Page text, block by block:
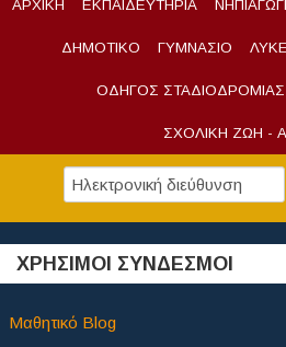
ΑΡΧΙΚΗ ΕΚΠΑΙΔΕΥΤΗΡΙΑ
ΔΗΜΟΤΙΚΟ ΓΥΜΝΑΣΙΟ
ΟΔΗΓΟΣ ΣΤΑΔΙΟΔΡΟΜΙΑΣ
ΣΧΟΛΙΚΗ ΖΩΗ -
ΧΡΗΣΙΜΟΙ ΣΥΝΔΕΣΜΟΙ
Μαθητικό Blog